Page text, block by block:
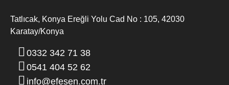
Tatlıcak, Konya Ereğli Yolu Cad No : 105, 42030
Karatay/Konya
0332 342 71 38
0541 404 52 62
info@efesen.com.tr